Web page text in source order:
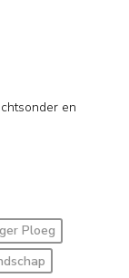
en
Ploeg